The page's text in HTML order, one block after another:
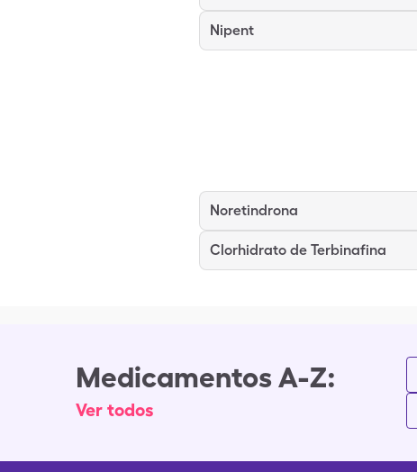
Nipent
Noretindrona
Clorhidrato de Terbinafina
Medicamentos A-Z:
Ver todos